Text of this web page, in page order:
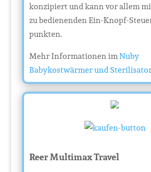
konzipiert und kann vor allem
zu bedienenden Ein-Knopf-
punkten.
Mehr Informationen imNuby
Babykostwärmer und
Reer Multimax Travel